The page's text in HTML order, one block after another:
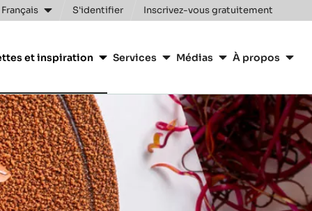
S'identifier Inscrivez-vous gratuitement
et inspiration Services Médias À propos